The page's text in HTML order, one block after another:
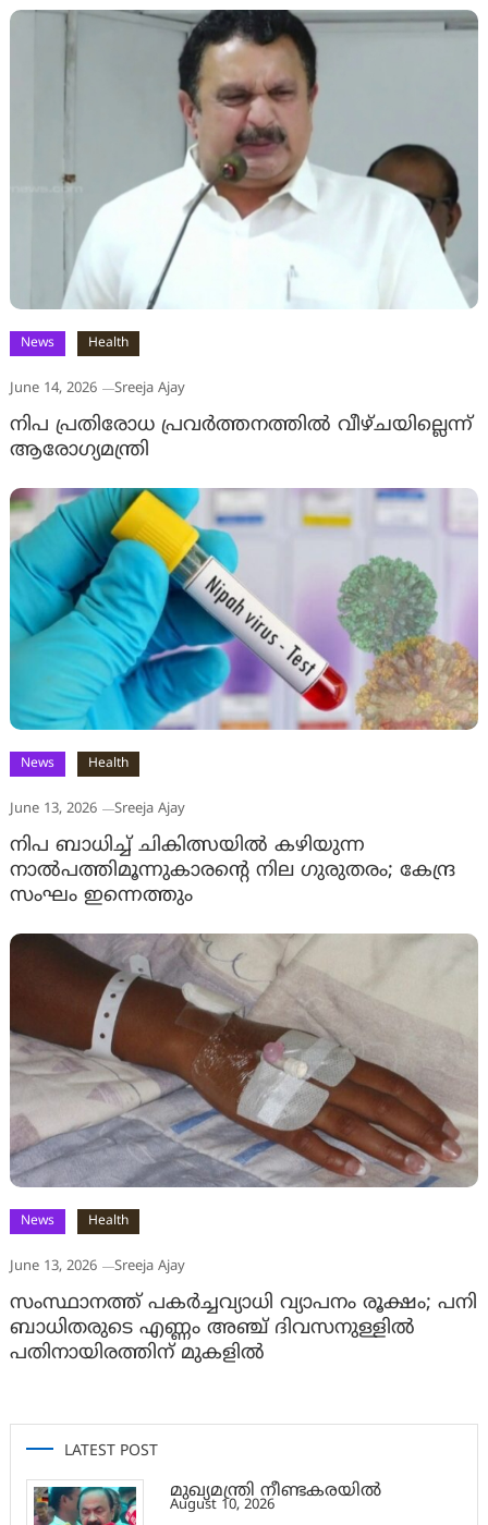
News Health
June 14, 2026 Sreeja Ajay
നിപ പ്രതിരോധ പ്രവർത്തനത്തിൽ വീഴ്ചയില്ലെന്ന്
ആരോഗ്യമന്ത്രി
News Health
June 13, 2026 Sreeja Ajay
നിപ ബാധിച്ച് ചികിത്സയില്‍ കഴിയുന്ന
നാല്‍പത്തിമൂന്നുകാരന്റെ നില ഗുരുതരം; കേന്ദ്ര
സംഘം ഇന്നെത്തും
News Health
June 13, 2026 Sreeja Ajay
സംസ്ഥാനത്ത് പകര്‍ച്ചവ്യാധി വ്യാപനം രൂക്ഷം; പനി
ബാധിതരുടെ എണ്ണം അഞ്ച് ദിവസനുള്ളില്‍
പതിനായിരത്തിന് മുകളില്‍
LATEST POST
മുഖ്യമന്ത്രി നീണ്ടകരയിൽ
August 10, 2026